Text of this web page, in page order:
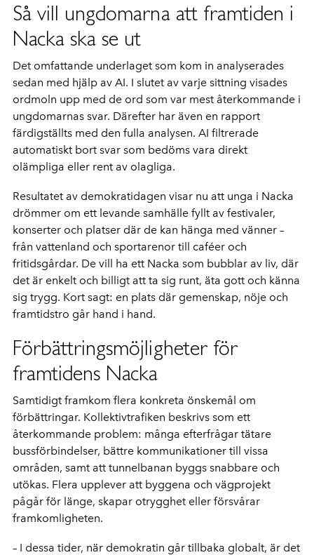
Så vill ungdomarna att framtiden i
Nacka ska se ut
Det omfattande underlaget som kom in analyserades
sedan med hjälp av AI. I slutet av varje sittning visades
ordmoln upp med de ord som var mest återkommande i
ungdomarnas svar. Därefter har även en rapport
färdigställts med den fulla analysen. AI filtrerade
automatiskt bort svar som bedöms vara direkt
olämpliga eller rent av olagliga.
Resultatet av demokratidagen visar nu att unga i Nacka
drömmer om ett levande samhälle fyllt av festivaler,
konserter och platser där de kan hänga med vänner –
från vattenland och sportarenor till caféer och
fritidsgårdar. De vill ha ett Nacka som bubblar av liv, där
det är enkelt och billigt att ta sig runt, äta gott och känna
sig trygg. Kort sagt: en plats där gemenskap, nöje och
framtidstro går hand i hand.
Förbättringsmöjligheter för
framtidens Nacka
Samtidigt framkom flera konkreta önskemål om
förbättringar. Kollektivtrafiken beskrivs som ett
återkommande problem: många efterfrågar tätare
bussförbindelser, bättre kommunikationer till vissa
områden, samt att tunnelbanan byggs snabbare och
utökas. Flera upplever att byggena och vägprojekt
pågår för länge, skapar otrygghet eller försvårar
framkomligheten.
– I dessa tider, när demokratin går tillbaka globalt, är det